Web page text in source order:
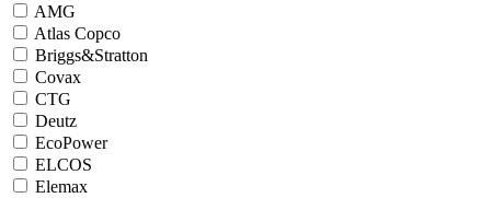
AMG
Atlas Copco
Briggs&Stratton
Covax
CTG
Deutz
EcoPower
ELCOS
Elemax